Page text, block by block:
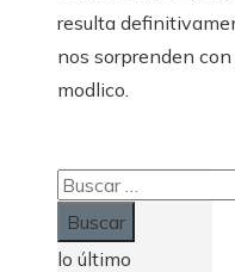
resulta
nos sorprenden
modlico.
Buscar:
lo último